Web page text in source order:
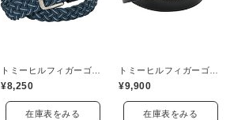
¥8,250
在庫表をみる
¥9,900
在庫表をみる